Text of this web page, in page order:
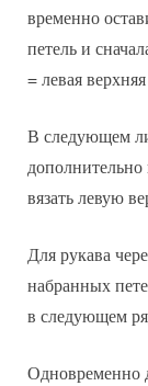
временно
петель и
= левая
В следующем
дополнительно
вязать левую
Для рукава
набранных
в следующем
Одновременно